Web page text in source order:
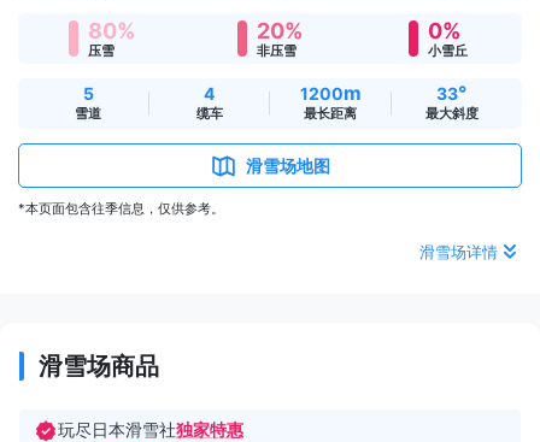
80%
压雪
20%
非压雪
0%
小雪丘
5
雪道
4
缆车
1200m
最长距离
33°
最大斜度
滑雪场地图
*本页面包含往季信息，仅供参考。
滑雪场详情
滑雪场商品
玩尽日本滑雪社独家特惠